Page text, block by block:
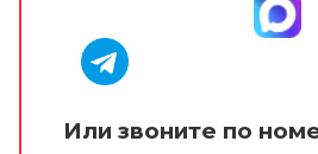
Или звоните по